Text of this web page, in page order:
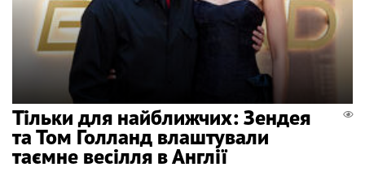
Тільки для найближчих: Зендея
та Том Голланд влаштували
таємне весілля в Англії